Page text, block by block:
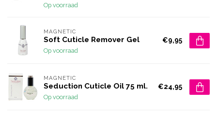
Op voorraad
MAGNETIC
Soft Cuticle Remover Gel
Op voorraad
€9,95
MAGNETIC
Seduction Cuticle Oil 75 ml.
Op voorraad
€24,95